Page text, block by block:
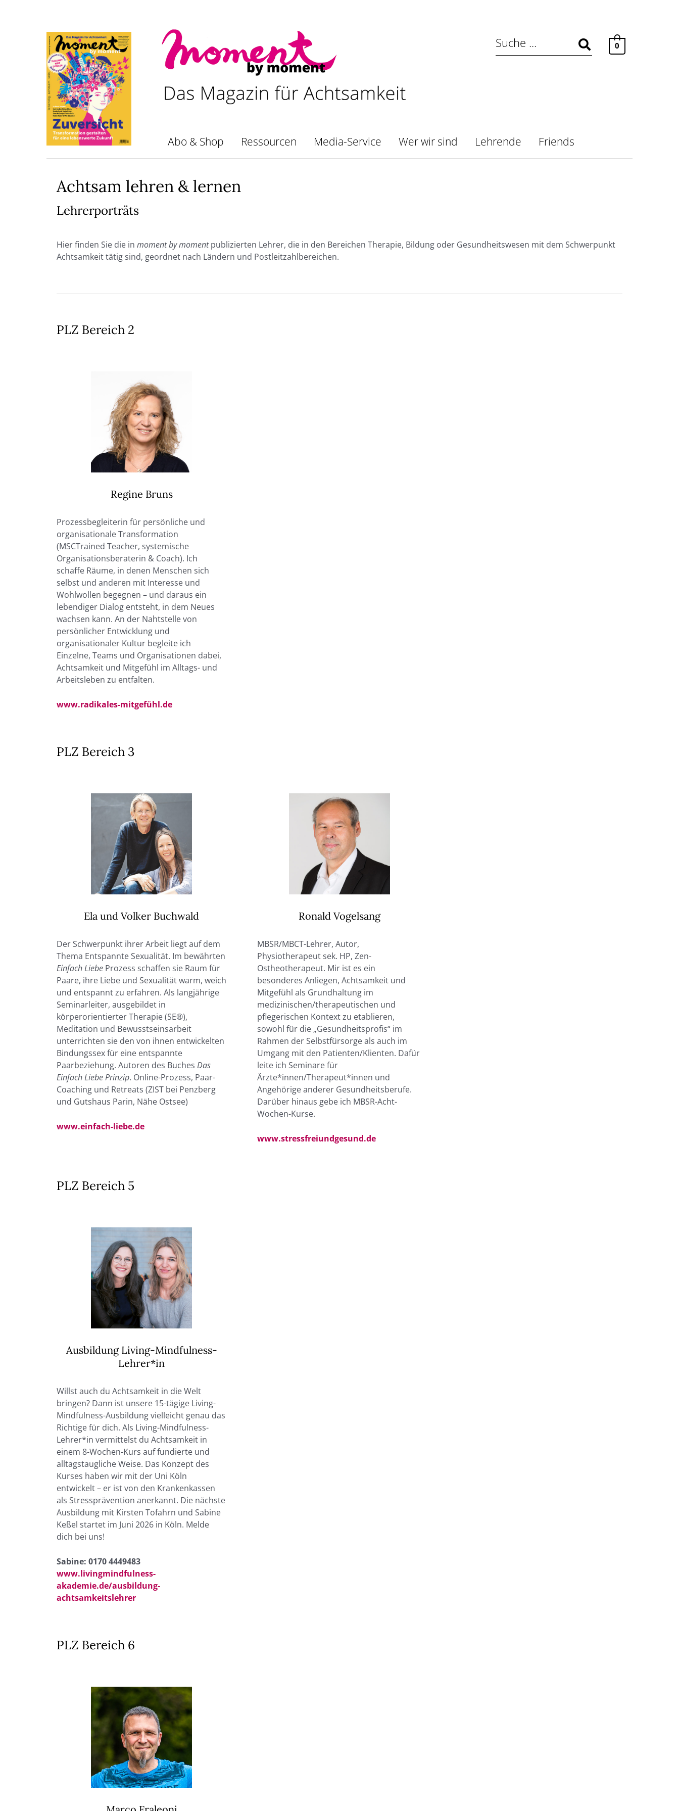
0
Abo & Shop Ressourcen Media-Service Wer wir sind Lehrende Friends
Achtsam lehren & lernen
Lehrerporträts
Hier finden Sie die in moment by momentpublizierten Lehrer, die in den Bereichen Therapie, Bildung oder Gesundheitswesen mit dem Schwerpunkt
Achtsamkeit tätig sind, geordnet nach Ländern und Postleitzahlbereichen.
PLZ Bereich 2
Regine Bruns
Prozessbegleiterin für persönliche und
organisationale Transformation
(MSCTrained Teacher, systemische
Organisationsberaterin & Coach). Ich
schaffe Räume, in denen Menschen sich
selbst und anderen mit Interesse und
Wohlwollen begegnen – und daraus ein
lebendiger Dialog entsteht, in dem Neues
wachsen kann. An der Nahtstelle von
persönlicher Entwicklung und
organisationaler Kultur begleite ich
Einzelne, Teams und Organisationen dabei,
Achtsamkeit und Mitgefühl im Alltags- und
Arbeitsleben zu entfalten.
www.radikales-mitgefühl.de
PLZ Bereich 3
Ela und Volker Buchwald
Der Schwerpunkt ihrer Arbeit liegt auf dem
Thema Entspannte Sexualität. Im bewährten
Einfach Liebe Prozess schaffen sie Raum für
Paare, ihre Liebe und Sexualität warm, weich
und entspannt zu erfahren. Als langjährige
Seminarleiter, ausgebildet in
körperorientierter Therapie (SE®),
Meditation und Bewusstseinsarbeit
unterrichten sie den von ihnen entwickelten
Bindungssex für eine entspannte
Paarbeziehung. Autoren des Buches Das
Einfach Liebe Prinzip. Online-Prozess, Paar-
Coaching und Retreats (ZIST bei Penzberg
und Gutshaus Parin, Nähe Ostsee)
www.einfach-liebe.de
Ronald Vogelsang
MBSR/MBCT-Lehrer, Autor,
Physiotherapeut sek. HP, Zen-
Ostheotherapeut. Mir ist es ein
besonderes Anliegen, Achtsamkeit und
Mitgefühl als Grundhaltung im
medizinischen/therapeutischen und
pflegerischen Kontext zu etablieren,
sowohl für die „Gesundheitsprofis“ im
Rahmen der Selbstfürsorge als auch im
Umgang mit den Patienten/Klienten. Dafür
leite ich Seminare für
Ärzte*innen/Therapeut*innen und
Angehörige anderer Gesundheitsberufe.
Darüber hinaus gebe ich MBSR-Acht-
Wochen-Kurse.
www.stressfreiundgesund.de
PLZ Bereich 5
Ausbildung Living-Mindfulness-
Lehrer*in
Willst auch du Achtsamkeit in die Welt
bringen? Dann ist unsere 15-tägige Living-
Mindfulness-Ausbildung vielleicht genau das
Richtige für dich. Als Living-Mindfulness-
Lehrer*in vermittelst du Achtsamkeit in
einem 8-Wochen-Kurs auf fundierte und
alltagstaugliche Weise. Das Konzept des
Kurses haben wir mit der Uni Köln
entwickelt – er ist von den Krankenkassen
als Stressprävention anerkannt. Die nächste
Ausbildung mit Kirsten Tofahrn und Sabine
Keßel startet im Juni 2026 in Köln. Melde
dich bei uns!
Sabine: 0170 4449483
www.livingmindfulness-
akademie.de/ausbildung-
achtsamkeitslehrer
PLZ Bereich 6